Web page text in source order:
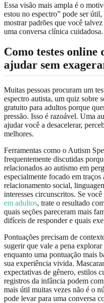
Essa visão mais ampla é o
estou no espectro” pode ser
mostrar padrões que você
uma conversa clínica cuidadosa.
Como testes online
ajudar sem
Muitas pessoas procuram um
espectro autista, um quiz sobre
gratuito para adultos porque
pressão. Isso é razoável. Uma
ajudar você a desacelerar,
melhores.
Ferramentas como o Autism
frequentemente discutidas
relacionados ao autismo em
especialmente focado em traços
relacionamento social,
interesses circunscritos. Se você
em adultos, trate o resultado
quais seções pareceram mais
difíceis de responder e quais
Pontuações precisam de
sugerir que vale a pena
enquanto uma pontuação mais
sua experiência vivida.
expectativas de gênero, estilos
registros da infância podem
mais útil muitas vezes não é o
pode levar para uma conversa